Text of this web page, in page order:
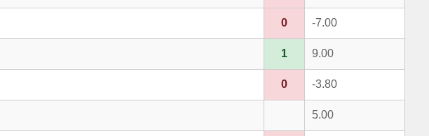
0 -7.00
1 9.00
0 -3.80
5.00